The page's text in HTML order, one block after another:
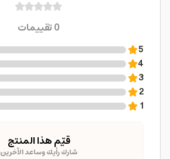
0تقييمات
5
4
3
2
1
قيّم هذا المنتج
شارك رأيك وساعد الآخرين